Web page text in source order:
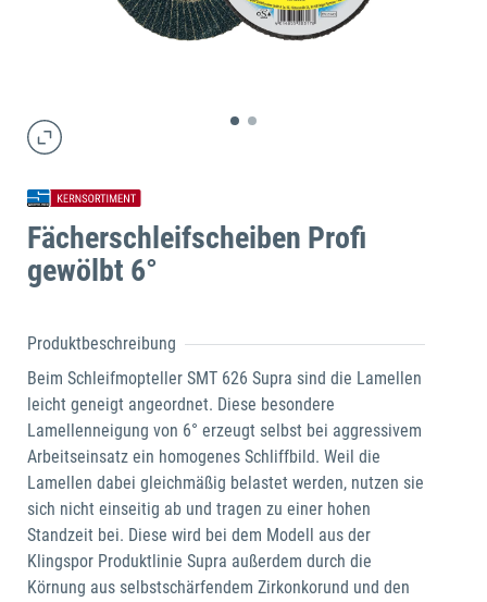
Fächerschleifscheiben Profi
gewölbt 6°
Produktbeschreibung
Beim Schleifmopteller SMT 626 Supra sind die Lamellen
leicht geneigt angeordnet. Diese besondere
Lamellenneigung von 6° erzeugt selbst bei aggressivem
Arbeitseinsatz ein homogenes Schliffbild. Weil die
Lamellen dabei gleichmäßig belastet werden, nutzen sie
sich nicht einseitig ab und tragen zu einer hohen
Standzeit bei. Diese wird bei dem Modell aus der
Klingspor Produktlinie Supra außerdem durch die
Körnung aus selbstschärfendem Zirkonkorund und den